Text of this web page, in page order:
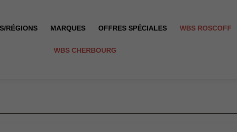
RÉGIONS MARQUES OFFRES SPÉCIALES WBS ROSCOFF
WBS CHERBOURG